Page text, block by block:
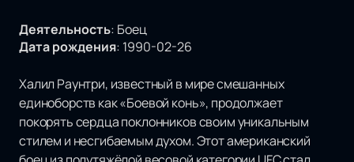
Деятельность: Боец
Дата рождения: 1990-02-26
Халил Раунтри, известный в мире смешанных
единоборств как «Боевой конь», продолжает
покорять сердца поклонников своим уникальным
стилем и несгибаемым духом. Этот американский